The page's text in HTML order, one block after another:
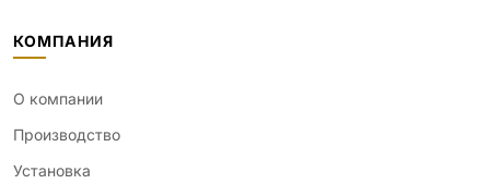
КОМПАНИЯ
О компании
Производство
Установка